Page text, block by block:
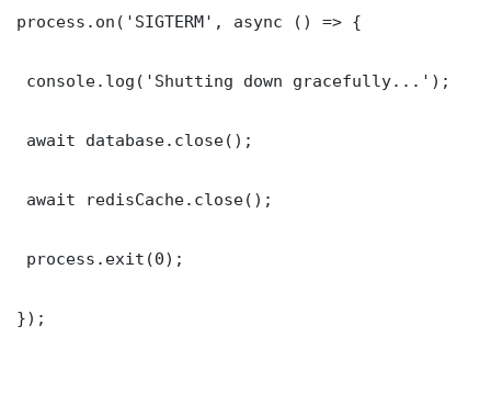
process.on('SIGTERM', async () => {
console.log('Shutting down gracefully...');
await database.close();
await redisCache.close();
process.exit(0);
});